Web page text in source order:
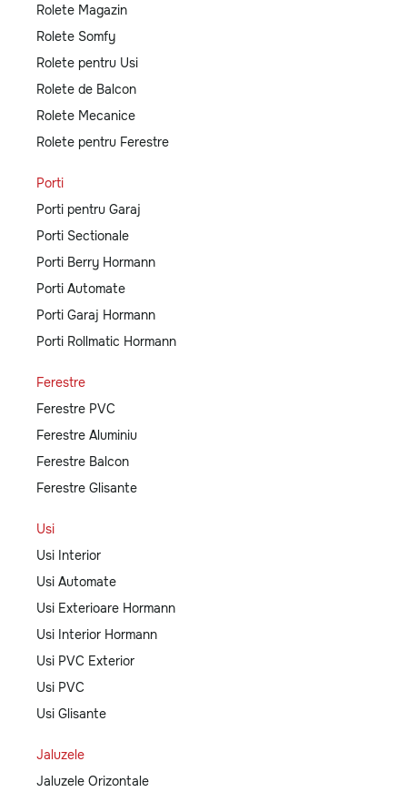
Rolete Magazin
Rolete Somfy
Rolete pentru Usi
Rolete de Balcon
Rolete Mecanice
Rolete pentru Ferestre
Porti
Porti pentru Garaj
Porti Sectionale
Porti Berry Hormann
Porti Automate
Porti Garaj Hormann
Porti Rollmatic Hormann
Ferestre
Ferestre PVC
Ferestre Aluminiu
Ferestre Balcon
Ferestre Glisante
Usi
Usi Interior
Usi Automate
Usi Exterioare Hormann
Usi Interior Hormann
Usi PVC Exterior
Usi PVC
Usi Glisante
Jaluzele
Jaluzele Orizontale